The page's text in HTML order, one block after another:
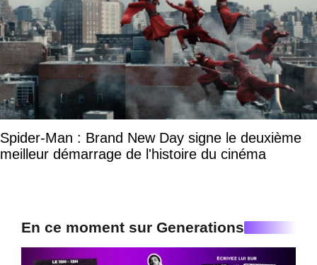
Spider-Man : Brand New Day signe le deuxième
meilleur démarrage de l'histoire du cinéma
En ce moment sur Generations